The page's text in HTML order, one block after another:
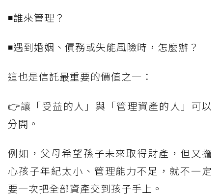
◾誰來管理？
◾遇到婚姻、債務或失能風險時，怎麼辦？
這也是信託最重要的價值之一：
👉讓「受益的人」與「管理資產的人」可以
分開。
例如，父母希望孫子未來取得財產，但又擔
心孩子年紀太小、管理能力不足，就不一定
要一次把全部資產交到孩子手上。